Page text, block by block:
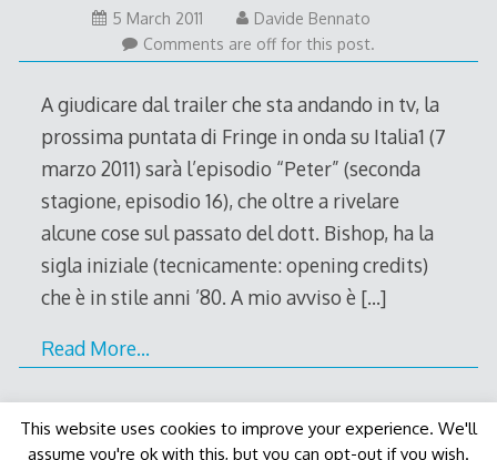
5 March 2011
March
2011
Davide Bennato
Comments are off for this post.
A giudicare dal trailer che sta andando in tv, la
prossima puntata di Fringe in onda su Italia1 (7
marzo 2011) sarà l’episodio “Peter” (seconda
stagione, episodio 16), che oltre a rivelare
alcune cose sul passato del dott. Bishop, ha la
sigla iniziale (tecnicamente: opening credits)
che è in stile anni ’80. A mio avviso è […]
Read More…
This website uses cookies to improve your experience. We'll
assume you're ok with this, but you can opt-out if you wish.